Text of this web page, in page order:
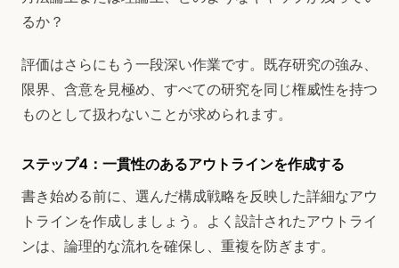
るか？
評価はさらにもう一段深い作業です。既存研究の強み、
限界、含意を見極め、すべての研究を同じ権威性を持つ
ものとして扱わないことが求められます。
ステップ4：一貫性のあるアウトラインを作成する
書き始める前に、選んだ構成戦略を反映した詳細なアウ
トラインを作成しましょう。よく設計されたアウトライ
ンは、論理的な流れを確保し、重複を防ぎます。